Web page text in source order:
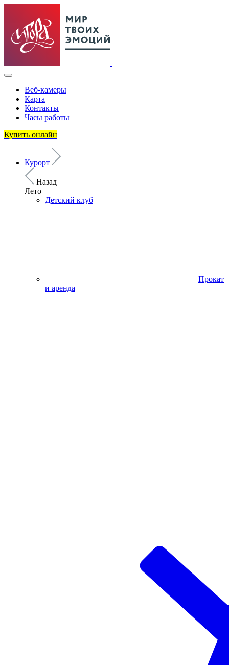
Веб-камеры
Карта
Контакты
Часы работы
Купить онлайн
Курорт
Назад
Лето
Детский клуб
Прокат
и аренда